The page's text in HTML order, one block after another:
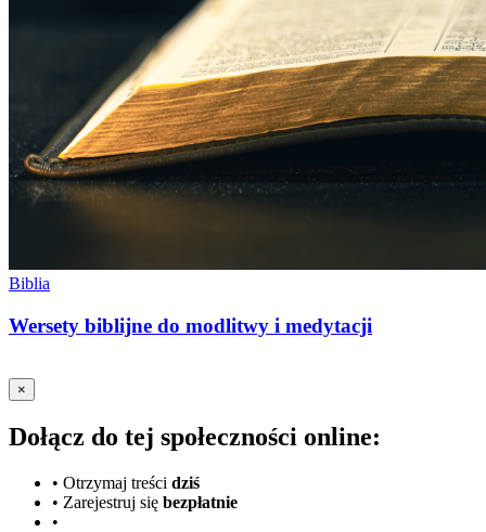
Biblia
Wersety biblijne do modlitwy i medytacji
×
Dołącz do tej społeczności online:
• Otrzymaj treści dziś
• Zarejestruj się bezpłatnie
•